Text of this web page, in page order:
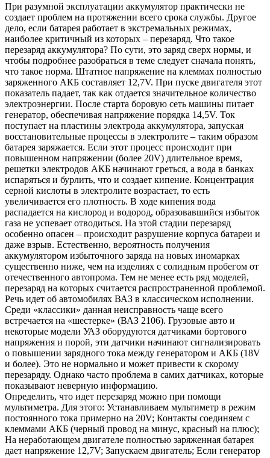
При разумной эксплуатации аккумулятор практически не
создает проблем на протяжении всего срока службы. Другое
дело, если батарея работает в экстремальных режимах,
наиболее критичный из которых – перезаряд. Что такое
перезаряд аккумулятора? По сути, это заряд сверх нормы, и
чтобы подробнее разобраться в теме следует сначала понять,
что такое норма. Штатное напряжение на клеммах полностью
заряженного АКБ составляет 12,7V. При пуске двигателя этот
показатель падает, так как отдается значительное количество
электроэнергии. После старта боровую сеть машины питает
генератор, обеспечивая напряжение порядка 14,5V. Ток
поступает на пластины электрода аккумулятора, запуская
восстановительные процессы в электролите – таким образом
батарея заряжается. Если этот процесс происходит при
повышенном напряжении (более 20V) длительное время,
решетки электродов АКБ начинают греться, а вода в банках
испаряться и бурлить, что и создает кипение. Концентрация
серной кислоты в электролите возрастает, то есть
увеличивается его плотность. В ходе кипения вода
распадается на кислород и водород, образовавшийся избыток
газа не успевает отводиться. На этой стадии перезаряд
особенно опасен – происходит разрушение корпуса батареи и
даже взрыв. Естественно, вероятность получения
аккумулятором избыточного заряда на новых иномарках
существенно ниже, чем на изделиях с солидным пробегом от
отечественного автопрома. Тем не менее есть ряд моделей,
перезаряд на которых считается распространенной проблемой.
Речь идет об автомобилях ВАЗ в классическом исполнении.
Среди «классики» данная неисправность чаще всего
встречается на «шестерке» (ВАЗ 2106). Грузовые авто и
некоторые модели УАЗ оборудуются датчиками бортового
напряжения и порой, эти датчики начинают сигнализировать
о повышении зарядного тока между генератором и АКБ (18V
и более). Это не нормально и может привести к скорому
перезаряду. Однако часто проблема в самих датчиках, которые
показывают неверную информацию.
Определить, что идет перезаряд можно при помощи
мультиметра. Для этого: Устанавливаем мультиметр в режим
постоянного тока примерно на 20V; Контакты соединяем с
клеммами АКБ (черный провод на минус, красный на плюс);
На неработающем двигателе полностью заряженная батарея
дает напряжение 12,7V; Запускаем двигатель; Если генератор